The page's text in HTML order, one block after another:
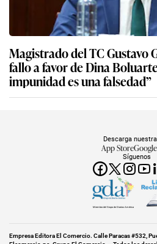
Magistrado del TC Gustavo
fallo a favor de Dina
impunidad es una falsedad”
Síguenos
Descarga
App Store
Miembro del Grupo de Diarios América
Empresa Editora El Comercio. Calle Paracas #532,